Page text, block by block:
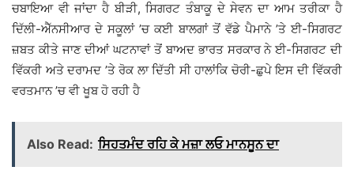
ਚਬਾਇਆ ਵੀ ਜਾਂਦਾ ਹੈ ਬੀੜੀ, ਸਿਗਰਟ ਤੰਬਾਕੂ ਦੇ ਸੇਵਨ ਦਾ ਆਮ ਤਰੀਕਾ ਹੈ
ਦਿੱਲੀ-ਐੱਨਸੀਆਰ ਦੇ ਸਕੂਲਾਂ ’ਚ ਕਈ ਬਾਲਗਾਂ ਤੋਂ ਵੱਡੇ ਪੈਮਾਨੇ ’ਤੇ ਈ-ਸਿਗਰਟ
ਜ਼ਬਤ ਕੀਤੇ ਜਾਣ ਦੀਆਂ ਘਟਨਾਵਾਂ ਤੋਂ ਬਾਅਦ ਭਾਰਤ ਸਰਕਾਰ ਨੇ ਈ-ਸਿਗਰਟ ਦੀ
ਵਿੱਕਰੀ ਅਤੇ ਦਰਾਮਦ ’ਤੇ ਰੋਕ ਲਾ ਦਿੱਤੀ ਸੀ ਹਾਲਾਂਕਿ ਚੋਰੀ-ਛੁਪੇ ਇਸ ਦੀ ਵਿੱਕਰੀ
ਵਰਤਮਾਨ ’ਚ ਵੀ ਖੂਬ ਹੋ ਰਹੀ ਹੈ
Also Read: ਸਿਹਤਮੰਦ ਰਹਿ ਕੇ ਮਜ਼ਾ ਲਓ ਮਾਨਸੂਨ ਦਾ